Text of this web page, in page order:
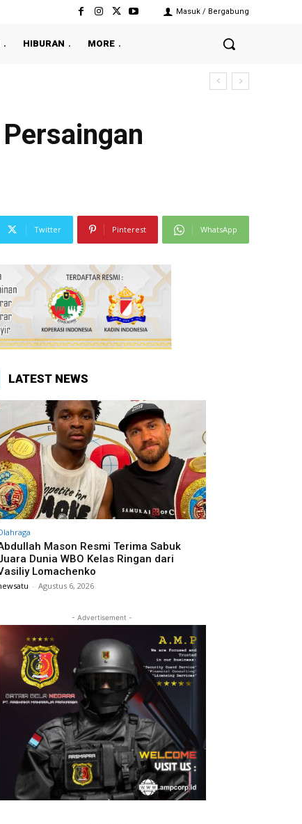
Masuk / Bergabung
HIBURAN MORE
Twitter Pinterest WhatsApp
LATEST NEWS
Mason Resmi Terima Sabuk
Dunia WBO Kelas Ringan dari
Lomachenko
- Agustus 6, 2026
- Advertisement -